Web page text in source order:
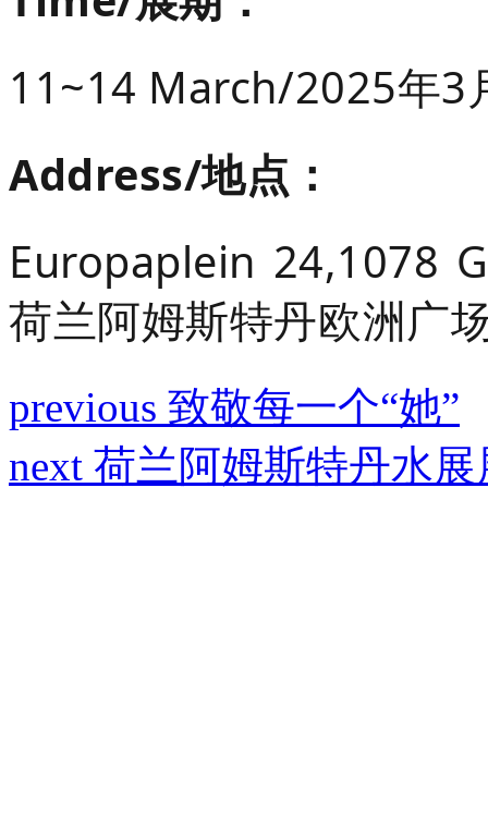
11~14 March/2025年3
Address/地点：
Europaplein 24,1078
荷兰阿姆斯特丹欧洲广
previous 致敬每一个“她”
next 荷兰阿姆斯特丹水展